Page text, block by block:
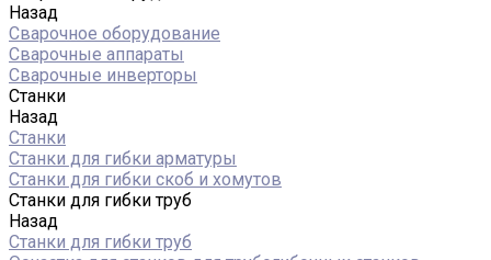
Назад
Сварочное оборудование
Сварочные аппараты
Сварочные инверторы
Станки
Назад
Станки
Станки для гибки арматуры
Станки для гибки скоб и хомутов
Станки для гибки труб
Назад
Станки для гибки труб